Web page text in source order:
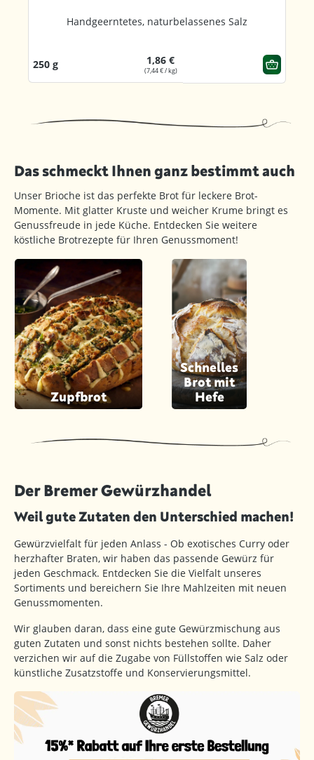
Handgeerntetes, naturbelassenes Salz
250 g 1,86 €
(7,44 € / kg)
Das schmeckt Ihnen ganz bestimmt auch
Unser Brioche ist das perfekte Brot für leckere Brot-
Momente. Mit glatter Kruste und weicher Krume bringt es
Genussfreude in jede Küche. Entdecken Sie weitere
köstliche Brotrezepte für Ihren Genussmoment!
Zupfbrot
Schnelles
Brot mit
Hefe
Der Bremer Gewürzhandel
Weil gute Zutaten den Unterschied machen!
Gewürzvielfalt für jeden Anlass - Ob exotisches Curry oder
herzhafter Braten, wir haben das passende Gewürz für
jeden Geschmack. Entdecken Sie die Vielfalt unseres
Sortiments und bereichern Sie Ihre Mahlzeiten mit neuen
Genussmomenten.
Wir glauben daran, dass eine gute Gewürzmischung aus
guten Zutaten und sonst nichts bestehen sollte. Daher
verzichen wir auf die Zugabe von Füllstoffen wie Salz oder
künstliche Zusatzstoffe und Konservierungsmittel.